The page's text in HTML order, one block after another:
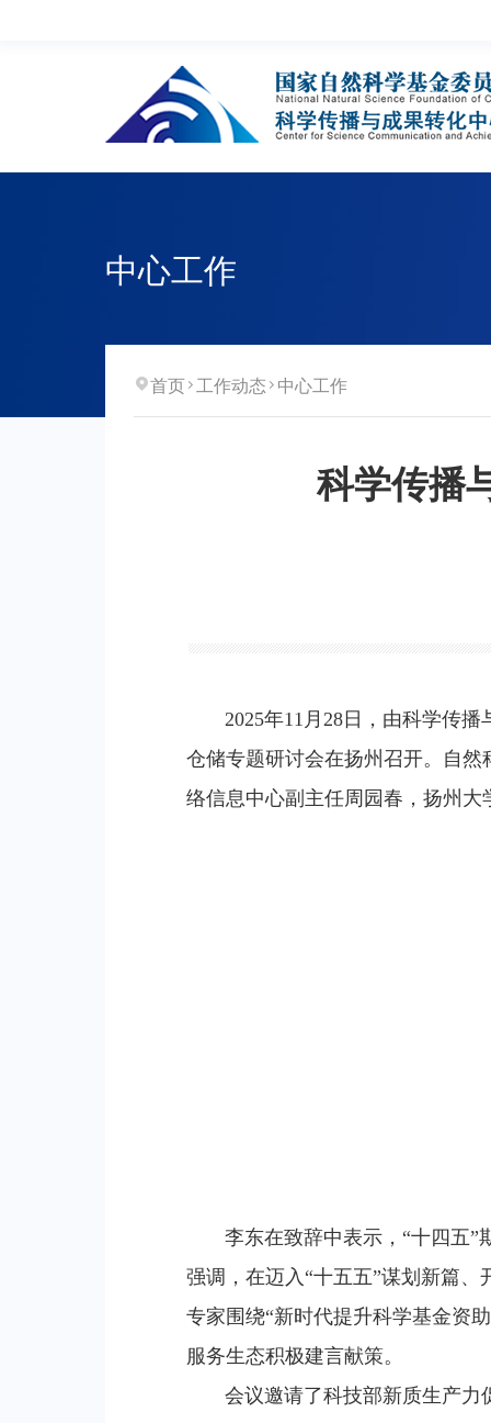
中心工作
首页 工作动态 中心工作
科学传播
2025年11月28日，由科学传播
仓储专题研讨会在扬州召开。自
络信息中心副主任周园春，扬州
李东在致辞中表示，“十四五”期
强调，在迈入“十五五”谋划新篇
专家围绕“新时代提升科学基金资
服务生态积极建言献策。
会议邀请了科技部新质生产力促